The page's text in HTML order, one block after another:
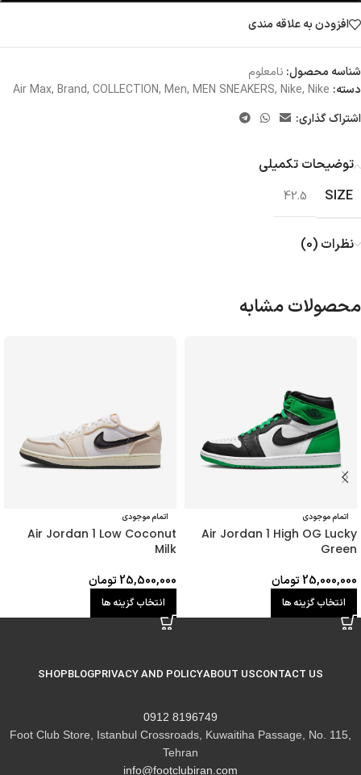
افزودن به علاقه مندی
شناسه محصول: نامعلوم
دسته:
Air Max, Brand, COLLECTION, Men, MEN SNEAKERS, Nike, Nike
اشتراک گذاری:
توضیحات تکمیلی
SIZE
42.5
نظرات (0)
محصولات مشابه
اتمام موجودی
Air Jordan 1 High OG Lucky
Green
25,000,000تومان
انتخاب گزینه ها
اتمام موجودی
Air Jordan 1 Low Coconut
Milk
25,500,000تومان
انتخاب گزینه ها
CONTACT US
ABOUT US
PRIVACY AND POLICY
BLOG
SHOP
8196749 0912
Foot Club Store, Istanbul Crossroads, Kuwaitiha Passage, No. 115,
Tehran
info@footclubiran.com